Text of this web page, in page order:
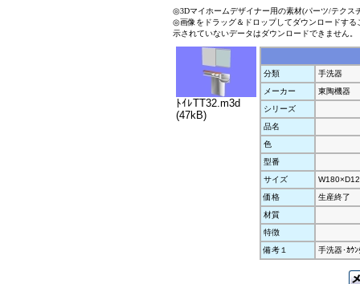
◎3Dマイホームデザイナー用の素材(パーツ/テクス
◎画像をドラッグ＆ドロップしてダウンロードす
示されていないデータはダウンロードできません。
ﾄｲﾚTT32.m3d
(47kB)
分類
手洗器
メーカー
東陶機器
シリーズ
品名
色
型番
サイズ
価格
生産終了
材質
特徴
備考１
手洗器･ｶｳ